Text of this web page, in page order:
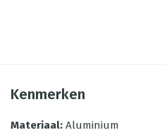
Kenmerken
Materiaal: Aluminium